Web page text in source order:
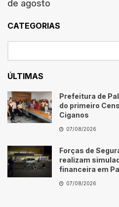
de agosto
CATEGORIAS
ÚLTIMAS
Prefeitura de
do primeiro
Ciganos
07/08/2026
Forças de
realizam
financeira em
07/08/2026